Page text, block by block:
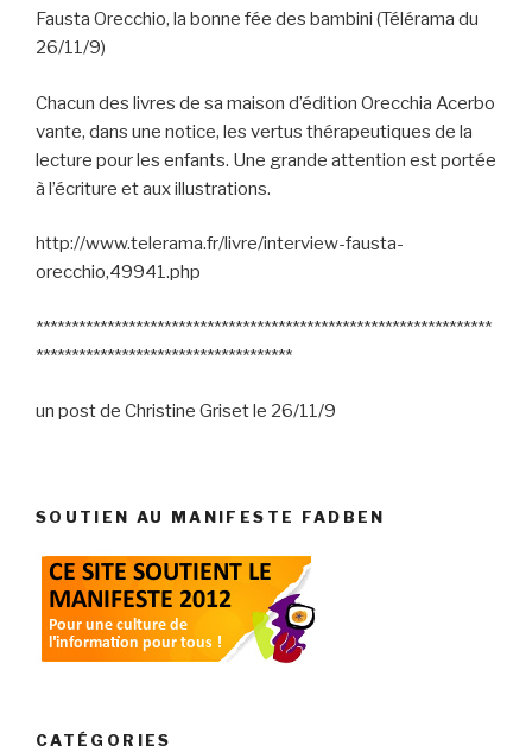
Fausta Orecchio, la bonne fée des bambini (Télérama du
26/11/9)
Chacun des livres de sa maison d’édition Orecchia Acerbo
vante, dans une notice, les vertus thérapeutiques de la
lecture pour les enfants. Une grande attention est portée
à l’écriture et aux illustrations.
http://www.telerama.fr/livre/interview-fausta-
orecchio,49941.php
****************************************************************
************************************
un post de Christine Griset le 26/11/9
SOUTIEN AU MANIFESTE FADBEN
CATÉGORIES